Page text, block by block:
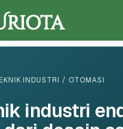
INDUSTRI / OTOMASI
industri